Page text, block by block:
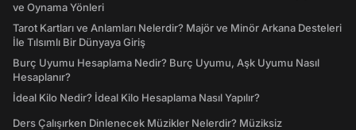
ve Oynama Yönleri
Tarot Kartları ve Anlamları Nelerdir? Majör ve Minör Arkana Desteleri
İle Tılsımlı Bir Dünyaya Giriş
Burç Uyumu Hesaplama Nedir? Burç Uyumu, Aşk Uyumu Nasıl
Hesaplanır?
İdeal Kilo Nedir? İdeal Kilo Hesaplama Nasıl Yapılır?
Ders Çalışırken Dinlenecek Müzikler Nelerdir? Müziksiz